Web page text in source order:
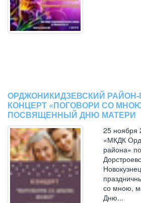
ОРДЖОНИКИДЗЕВСКИЙ
КОНЦЕРТ «ПОГОВОРИ СО
ПОСВЯЩЕННЫЙ ДНЮ МАТЕРИ
25 ноября
«МКДК
района»
со мною,
Дню...